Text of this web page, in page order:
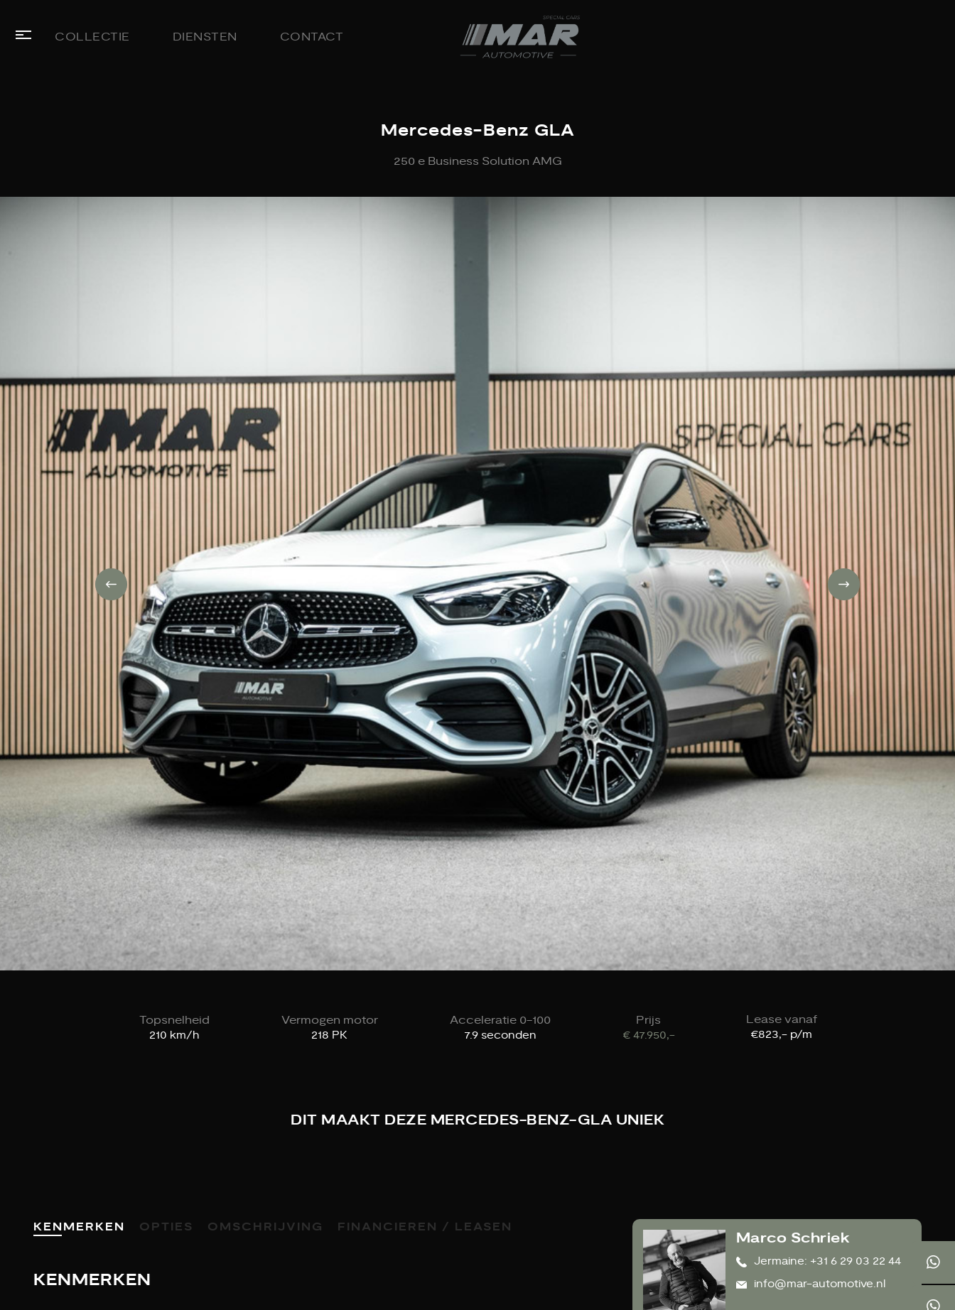
COLLECTIE DIENSTEN CONTACT
Mercedes-Benz GLA
250 e Business Solution AMG
Topsnelheid
210 km/h
Vermogen motor
218 PK
Acceleratie 0-100
7.9 seconden
Prijs
€ 47.950,-
Lease vanaf
€823,- p/m
DIT MAAKT DEZE MERCEDES-BENZ-GLA UNIEK
KENMERKEN OPTIES OMSCHRIJVING FINANCIEREN / LEASEN
KENMERKEN
Marco Schriek
Jermaine: +31 6 29 03 22 44
info@mar-automotive.nl